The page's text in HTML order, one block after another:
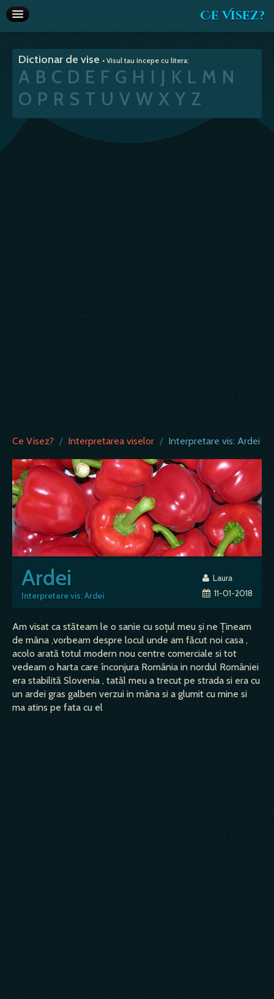
Ce Visez?
Interpretare vise
Articole
Va recomandam
Dictionar de vise • Visul tau incepe cu litera:
A B C D E F G H I J K L M N
O P R S T U V W X Y Z
Ce Visez? / Interpretarea viselor / Interpretare vis: Ardei
Ardei
Interpretare vis: Ardei
Laura
11-01-2018
Am visat ca stăteam le o sanie cu soțul meu și ne Țineam
de mâna ,vorbeam despre locul unde am făcut noi casa ,
acolo arată totul modern nou centre comerciale si tot
vedeam o harta care înconjura România in nordul României
era stabilită Slovenia , tatăl meu a trecut pe strada si era cu
un ardei gras galben verzui in mâna si a glumit cu mine si
ma atins pe fata cu el